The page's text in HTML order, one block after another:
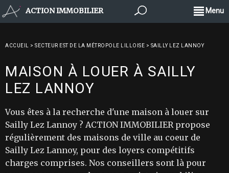
ACTION IMMOBILIER Menu
ACCUEIL > SECTEUR EST DE LA MÉTROPOLE LILLOISE > SAILLY LEZ LANNOY
MAISON À LOUER À SAILLY
LEZ LANNOY
Vous êtes à la recherche d'une maison à louer sur
Sailly Lez Lannoy ? ACTION IMMOBILIER propose
régulièrement des maisons de ville au coeur de
Sailly Lez Lannoy, pour des loyers compétitifs
charges comprises. Nos conseillers sont là pour